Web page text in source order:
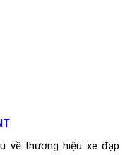
về thương hiệu xe đạp